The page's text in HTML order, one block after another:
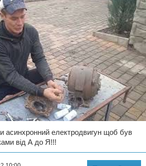
асинхронний електродвигун щоб був
від А до Я!!!